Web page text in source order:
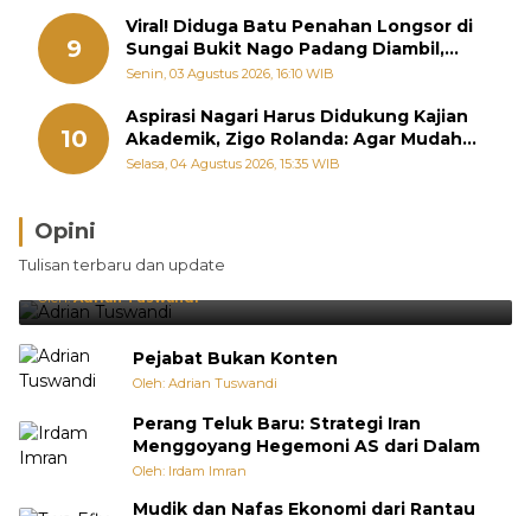
9
Viral! Diduga Batu Penahan Longsor di
Sungai Bukit Nago Padang Diambil,
Warga Khawatir Bencana Terulang
Senin, 03 Agustus 2026, 16:10 WIB
10
Aspirasi Nagari Harus Didukung Kajian
Akademik, Zigo Rolanda: Agar Mudah
Diperjuangkan di Kementerian
Selasa, 04 Agustus 2026, 15:35 WIB
Opini
Tulisan terbaru dan update
Brasil Lebih Diunggulkan, tetapi Jepang Selalu
Punya Cara Membuat Kejutan
Oleh:Adrian Tuswandi
Pejabat Bukan Konten
Oleh: Adrian Tuswandi
Perang Teluk Baru: Strategi Iran
Menggoyang Hegemoni AS dari Dalam
Oleh: Irdam Imran
Mudik dan Nafas Ekonomi dari Rantau